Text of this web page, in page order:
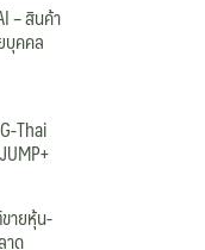
– สินค้า
บุคคล
Thai
ายหุ้น-
าด